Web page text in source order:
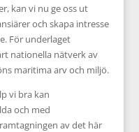
kan vi nu ge oss ut
och skapa intresse
För underlaget
nationella nätverk av
maritima arv och miljö.
vi bra kan
och med
av det här